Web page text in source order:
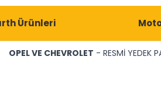
Ürünleri
OPEL VE CHEVROLET - RESMİ YEDEK